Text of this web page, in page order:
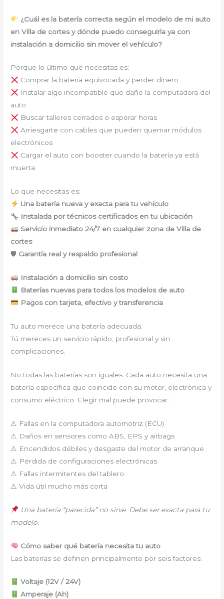
¿Cuál es la batería correcta según el modelo de mi auto
en Villa de cortes y dónde puedo conseguirla ya con
instalación a domicilio sin mover el vehículo?
Porque lo último que necesitas es:
Comprar la batería equivocada y perder dinero
Instalar algo incompatible que dañe la computadora del
auto
Buscar talleres cerrados o esperar horas
Arriesgarte con cables que pueden quemar módulos
electrónicos
Cargar el auto con booster cuando la batería ya está
muerta
Lo que necesitas es:
Una batería nueva y exacta para tu vehículo
Instalada por técnicos certificados en tu ubicación
Servicio inmediato 24/7 en cualquier zona de Villa de
cortes
🛡 Garantía real y respaldo profesional
Instalación a domicilio sin costo
Baterías nuevas para todos los modelos de auto
Pagos con tarjeta, efectivo y transferencia
Tu auto merece una batería adecuada.
Tú mereces un servicio rápido, profesional y sin
complicaciones.
No todas las baterías son iguales. Cada auto necesita una
batería específica que coincide con su motor, electrónica y
consumo eléctrico. Elegir mal puede provocar:
⚠ Fallas en la computadora automotriz (ECU)
⚠ Daños en sensores como ABS, EPS y airbags
⚠ Encendidos débiles y desgaste del motor de arranque
⚠ Pérdida de configuraciones electrónicas
⚠ Fallas intermitentes del tablero
⚠ Vida útil mucho más corta
Una batería “parecida” no sirve. Debe ser exacta para tu
modelo.
Cómo saber qué batería necesita tu auto
Las baterías se definen principalmente por seis factores:
Voltaje (12V / 24V)
Amperaje (Ah)